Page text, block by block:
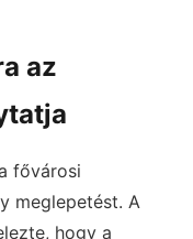
az
fővárosi
meglepetést. A
hogy a